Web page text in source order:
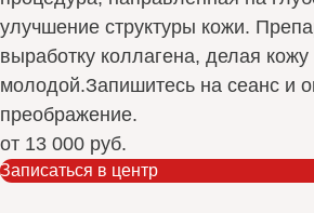
улучшение структуры кожи.
выработку коллагена, делая
молодой.Запишитесь на сеанс и
преображение.
от 13 000 руб.
Записаться в центр